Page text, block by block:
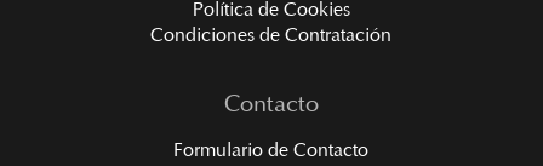
Política de Cookies
Condiciones de Contratación
Contacto
Formulario de Contacto